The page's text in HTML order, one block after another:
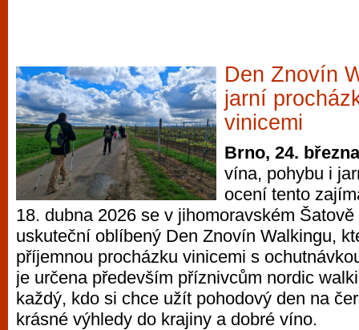
Den Znovín
jarní
vinicemi
Brno, 24.
vína, pohybu i
ocení tento
18. dubna 2026 se v jihomoravském
uskuteční oblíbený Den Znovín Walkingu,
příjemnou procházku vinicemi s
je určena především příznivcům nordic
každý, kdo si chce užít pohodový den na
krásné výhledy do krajiny a dobré víno.